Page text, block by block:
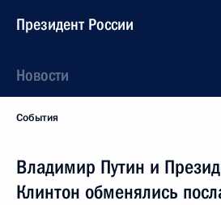
Президент России
Новости
События
Владимир Путин и
Клинтон обменялись